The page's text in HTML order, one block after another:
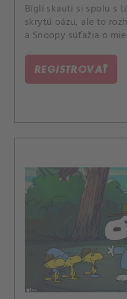
Bíglí skauti si spolu s
skrytú oázu, ale to
a Snoopy súťažia o
REGISTROVAŤ